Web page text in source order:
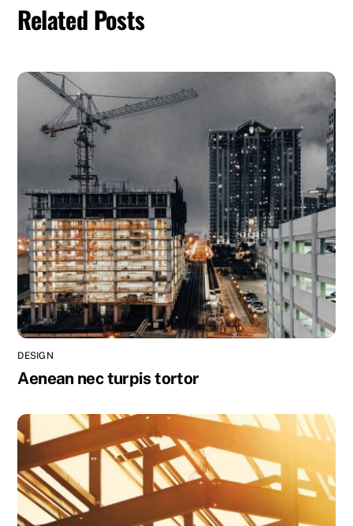
Related Posts
DESIGN
Aenean nec turpis tortor